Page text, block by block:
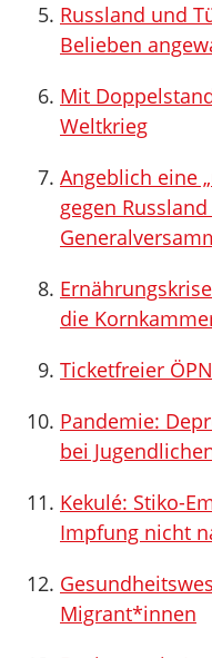
Russland und
Belieben
Mit
Weltkrieg
Angeblich eine
gegen
die
Ticketfreier
Pandemie:
bei
Kekulé: Stiko-
Impfung nicht
Migrant*innen